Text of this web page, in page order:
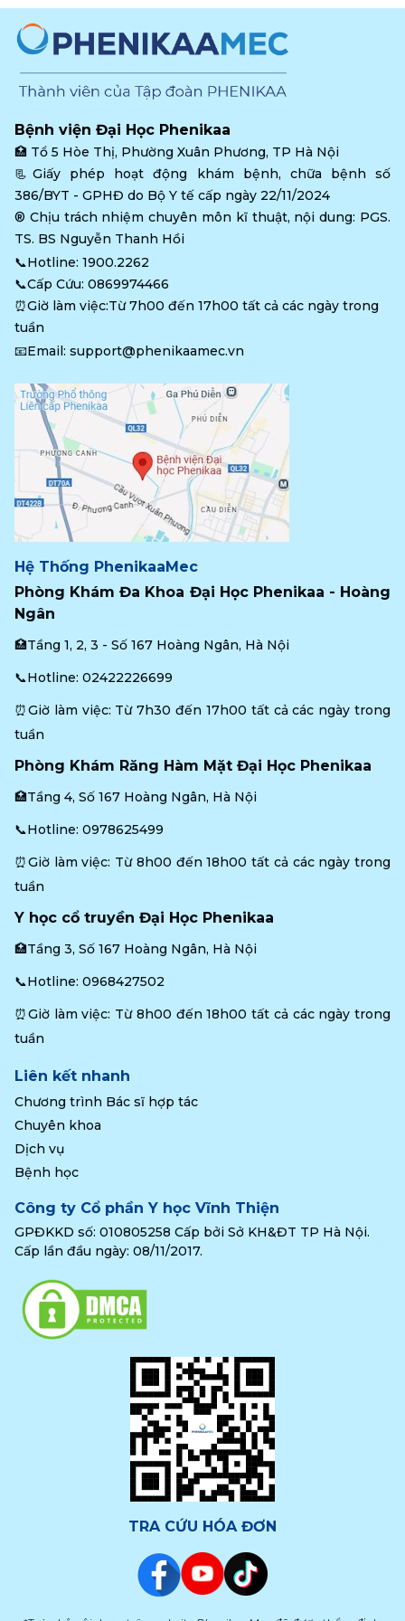
Bệnh viện Đại Học Phenikaa
🏥 Tổ 5 Hòe Thị, Phường Xuân Phương, TP Hà Nội
📃Giấy phép hoạt động khám bệnh, chữa bệnh số
386/BYT - GPHĐ do Bộ Y tế cấp ngày 22/11/2024
®️ Chịu trách nhiệm chuyên môn kĩ thuật, nội dung: PGS.
TS. BS Nguyễn Thanh Hồi
📞Hotline: 1900.2262
📞Cấp Cứu: 0869974466
⏰Giờ làm việc:Từ 7h00 đến 17h00 tất cả các ngày trong
tuần
📧Email: support@phenikaamec.vn
Hệ Thống PhenikaaMec
Phòng Khám Đa Khoa Đại Học Phenikaa - Hoàng
Ngân
🏥Tầng 1, 2, 3 - Số 167 Hoàng Ngân, Hà Nội
📞Hotline: 02422226699
⏰Giờ làm việc: Từ 7h30 đến 17h00 tất cả các ngày trong
tuần
Phòng Khám Răng Hàm Mặt Đại Học Phenikaa
🏥Tầng 4, Số 167 Hoàng Ngân, Hà Nội
📞Hotline: 0978625499
⏰Giờ làm việc: Từ 8h00 đến 18h00 tất cả các ngày trong
tuần
Y học cổ truyền Đại Học Phenikaa
🏥Tầng 3, Số 167 Hoàng Ngân, Hà Nội
📞Hotline: 0968427502
⏰Giờ làm việc: Từ 8h00 đến 18h00 tất cả các ngày trong
tuần
Liên kết nhanh
Chương trình Bác sĩ hợp tác
Chuyên khoa
Dịch vụ
Bệnh học
Công ty Cổ phần Y học Vĩnh Thiện
GPĐKKD số: 010805258 Cấp bởi Sở KH&ĐT TP Hà Nội.
Cấp lần đầu ngày: 08/11/2017.
TRA CỨU HÓA ĐƠN